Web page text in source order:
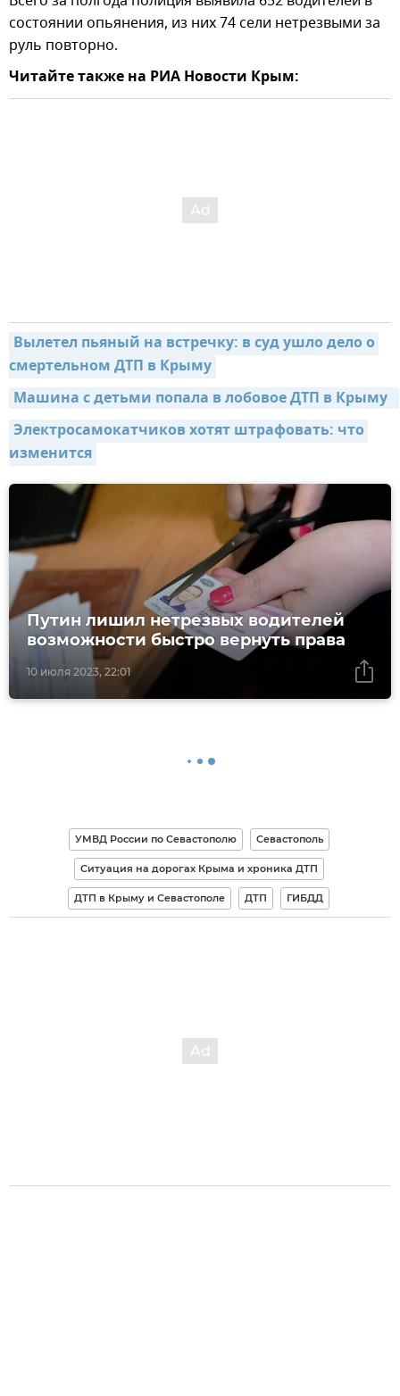
состоянии опьянения, из них 74 сели нетрезвыми за
руль повторно.
Читайте также на РИА Новости Крым:
Вылетел пьяный на встречку: в суд ушло дело о
смертельном ДТП в Крыму
Электросамокатчиков хотят штрафовать: что
изменится
10 июля 2023, 22:01
Путин лишил нетрезвых водителей
возможности быстро вернуть права
УМВД России по Севастополю Севастополь
Ситуация на дорогах Крыма и хроника ДТП
ДТП в Крыму и Севастополе ДТП ГИБДД